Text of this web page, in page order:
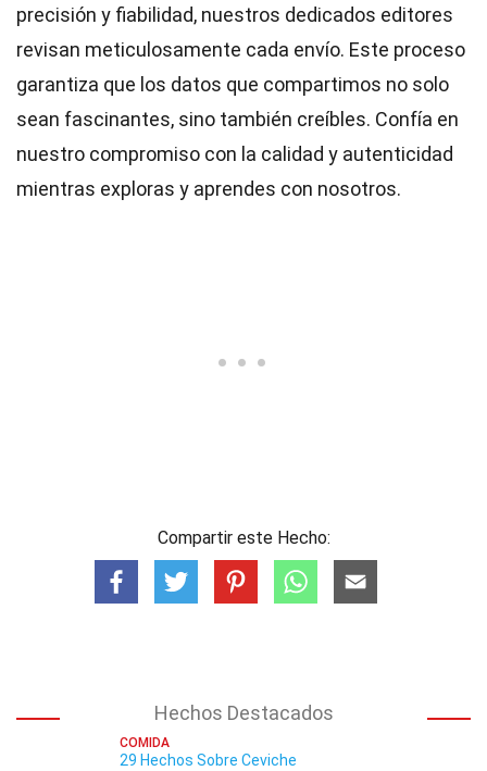
precisión y fiabilidad, nuestros dedicados editores
revisan meticulosamente cada envío. Este proceso
garantiza que los datos que compartimos no solo
sean fascinantes, sino también creíbles. Confía en
nuestro compromiso con la calidad y autenticidad
mientras exploras y aprendes con nosotros.
Compartir este Hecho:
Hechos Destacados
COMIDA
29 Hechos Sobre Ceviche